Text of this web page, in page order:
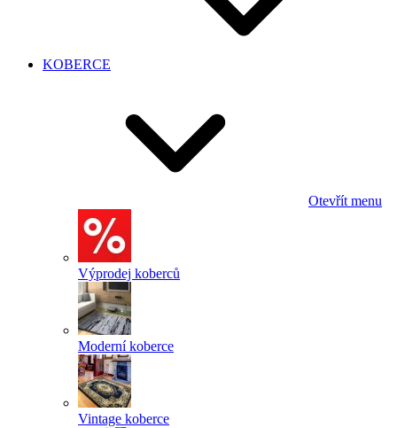
KOBERCE
Otevřít menu
Výprodej koberců
Moderní koberce
Vintage koberce